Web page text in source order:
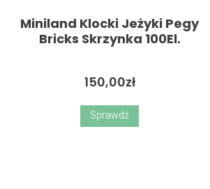
Miniland Klocki Jeżyki Pegy
Bricks Skrzynka 100El.
150,00zł
Sprawdź